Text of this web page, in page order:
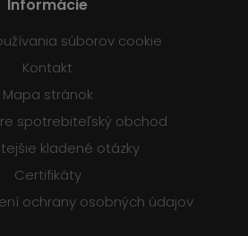
Informácie
súborov cookie
Kontakt
Mapa stránok
spotrebiteľský obchod
kladené otázky
Certifikáty
ochrany osobných údajov